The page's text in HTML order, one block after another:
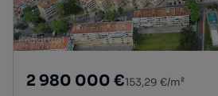
2 980 000 €153,29 €/m²